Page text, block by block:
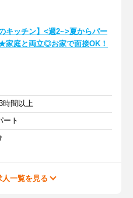
キッチン】<週2~>夏からパー
家庭と両立◎お家で面接OK！
時間以上
ート
人一覧を見る